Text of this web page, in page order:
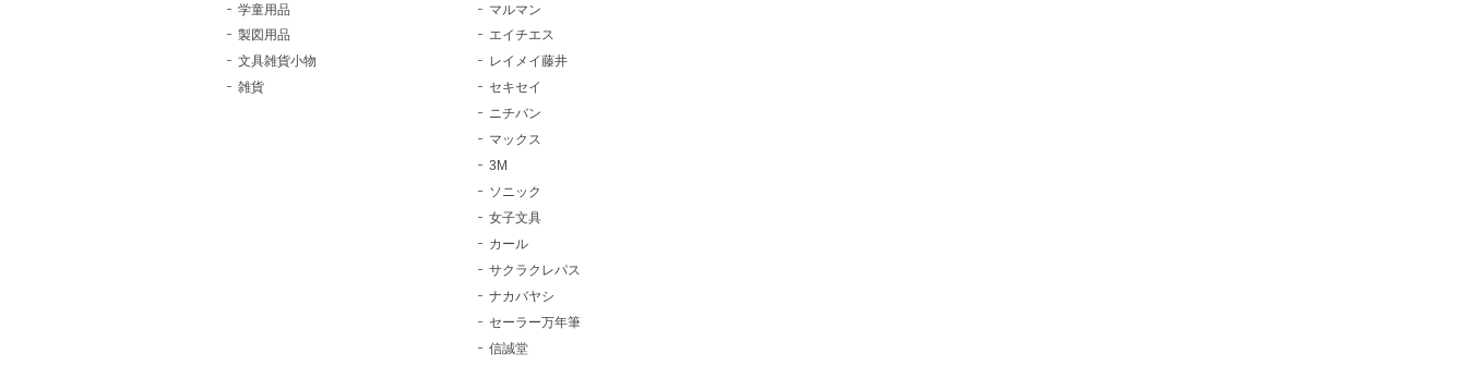
学童用品
製図用品
文具雑貨小物
雑貨
マルマン
エイチエス
レイメイ藤井
セキセイ
ニチバン
マックス
3M
ソニック
女子文具
カール
サクラクレパス
ナカバヤシ
セーラー万年筆
信誠堂